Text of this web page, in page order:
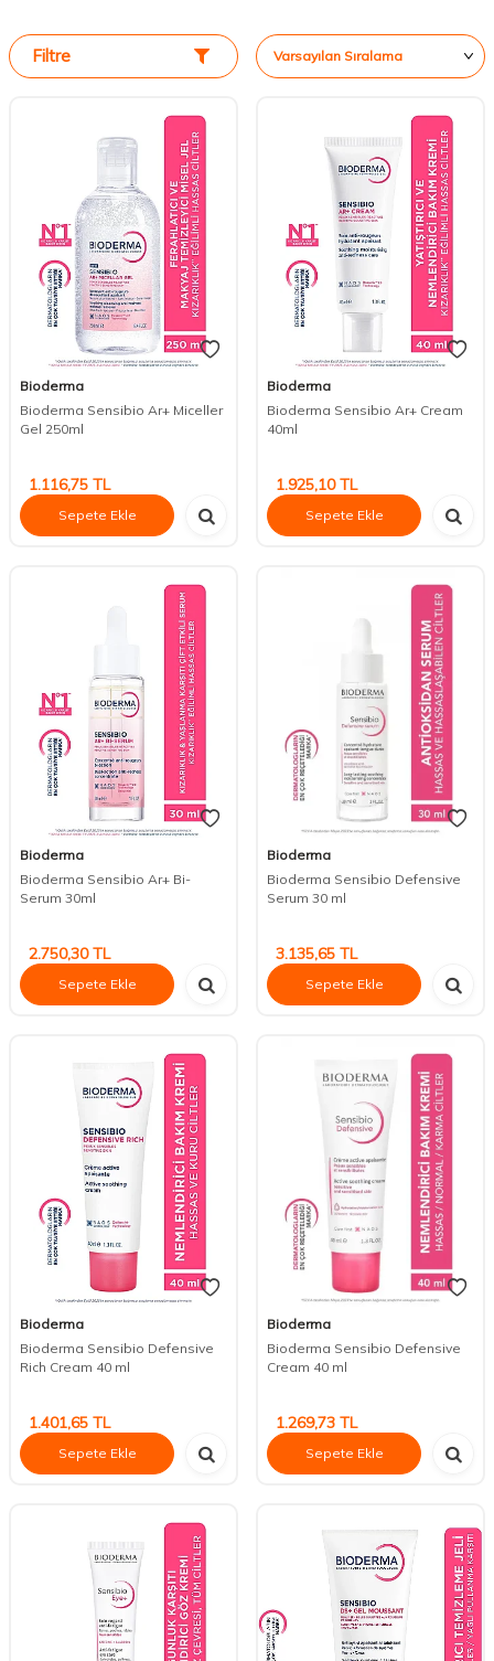
Filtre
Bioderma
Bioderma Sensibio Ar+ Miceller
Gel 250ml
1.116,75 TL
Sepete Ekle
Bioderma
Bioderma Sensibio Ar+ Cream
40ml
1.925,10TL
Sepete Ekle
Bioderma
Bioderma Sensibio Ar+ Bi-
Serum 30ml
2.750,30TL
Sepete Ekle
Bioderma
Bioderma Sensibio Defensive
Serum 30 ml
3.135,65 TL
Sepete Ekle
Bioderma
Bioderma Sensibio Defensive
Rich Cream 40 ml
1.401,65 TL
Sepete Ekle
Bioderma
Bioderma Sensibio Defensive
Cream 40 ml
1.269,73 TL
Sepete Ekle